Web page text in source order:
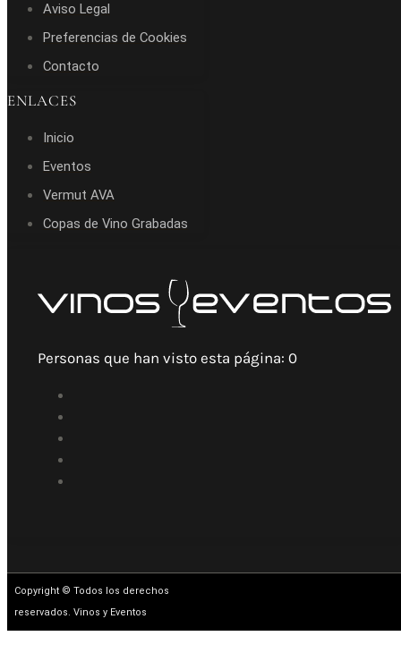
Aviso Legal
Preferencias de Cookies
Contacto
ENLACES
Inicio
Eventos
Vermut AVA
Copas de Vino Grabadas
Personas que han visto esta página: 0
Copyright © Todos los derechos
reservados. Vinos y Eventos